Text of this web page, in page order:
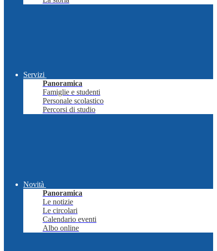
Servizi
Panoramica
Famiglie e studenti
Personale scolastico
Percorsi di studio
Novità
Panoramica
Le notizie
Le circolari
Calendario eventi
Albo online